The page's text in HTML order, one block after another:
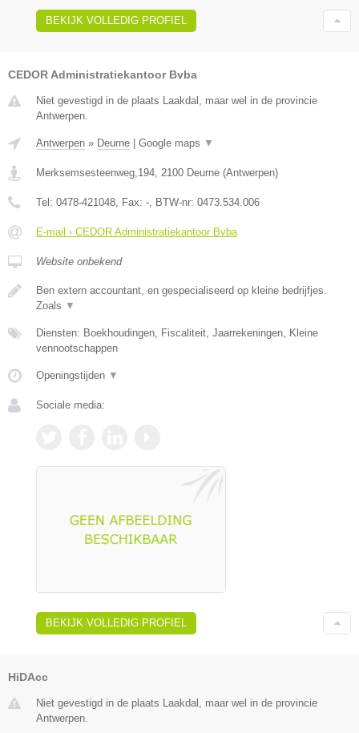
BEKIJK VOLLEDIG PROFIEL
CEDOR Administratiekantoor Bvba
Niet gevestigd in de plaats Laakdal, maar wel in de provincie
Antwerpen.
Antwerpen » Deurne Google maps ▼
Merksemsesteenweg,194 2100 Deurne (Antwerpen)
Tel: 0478-421048 , Fax: - , BTW-nr: 0473.534.006
E-mail › CEDOR Administratiekantoor Bvba
Website onbekend
Ben extern accountant, en gespecialiseerd op kleine bedrijfjes.
Zoals ▼
Diensten: Boekhoudingen, Fiscaliteit, Jaarrekeningen, Kleine
vennootschappen
Openingstijden ▼
Sociale media:
BEKIJK VOLLEDIG PROFIEL
HiDAcc
Niet gevestigd in de plaats Laakdal, maar wel in de provincie
Antwerpen.